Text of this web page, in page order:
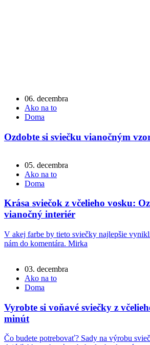
06. decembra
Ako na to
Doma
Ozdobte si sviečku vianočným
05. decembra
Ako na to
Doma
Krása sviečok z včelieho vosku:
vianočný interiér
V akej farbe by tieto sviečky najlepšie
nám do komentára. Mirka
03. decembra
Ako na to
Doma
Vyrobte si voňavé sviečky z
minút
Čo budete potrebovať? Sady na výrobu